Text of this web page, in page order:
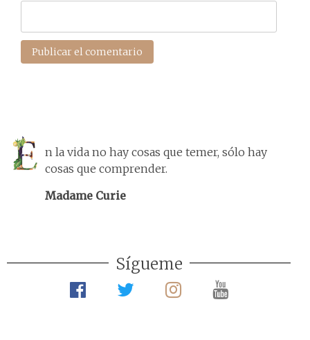
n la vida no hay cosas que temer, sólo hay
cosas que comprender.
Madame Curie
Sígueme